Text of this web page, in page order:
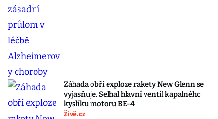
Záhada obří exploze rakety New Glenn se
vyjasňuje. Selhal hlavní ventil kapalného
kyslíku motoru BE-4
Živě.cz